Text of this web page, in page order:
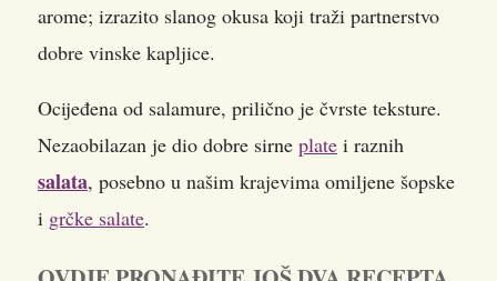
arome; izrazito slanog okusa koji traži partnerstvo
dobre vinske kapljice.
Ocijeđena od salamure, prilično je čvrste teksture.
Nezaobilazan je dio dobre sirne plate i raznih
salata, posebno u našim krajevima omiljene šopske
i grčke salate.